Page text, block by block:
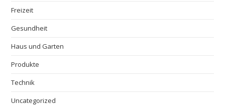
Freizeit
Gesundheit
Haus und Garten
Produkte
Technik
Uncategorized